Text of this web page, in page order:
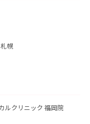
幌
ルクリニック 福岡院